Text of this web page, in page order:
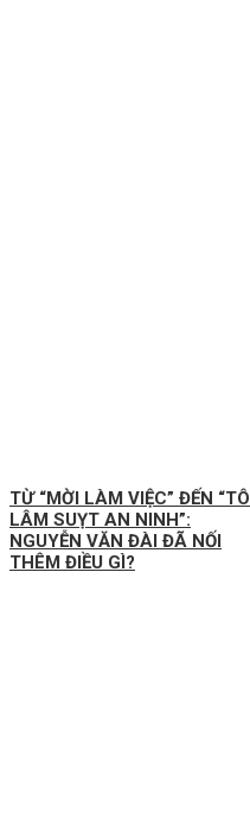
TỪ “MỜI LÀM VIỆC” ĐẾN “TÔ
LÂM SUỴT AN NINH”:
NGUYỄN VĂN ĐÀI ĐÃ NỐI
THÊM ĐIỀU GÌ?